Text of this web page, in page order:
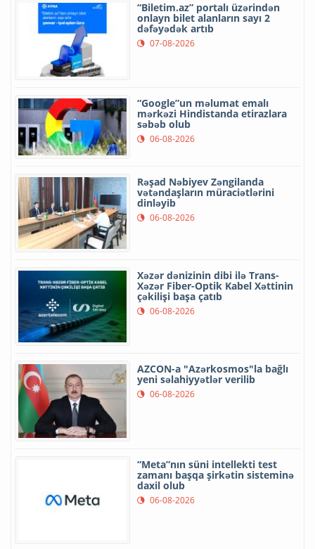
“Biletim.az” portalı üzərindən
onlayn bilet alanların sayı 2
dəfəyədək artıb
07-08-2026
“Google”un məlumat emalı
mərkəzi Hindistanda etirazlara
səbəb olub
06-08-2026
Rəşad Nəbiyev Zəngilanda
vətəndaşların müraciətlərini
dinləyib
06-08-2026
Xəzər dənizinin dibi ilə Trans-
Xəzər Fiber-Optik Kabel Xəttinin
çəkilişi başa çatıb
06-08-2026
AZCON-a "Azərkosmos"la bağlı
yeni səlahiyyətlər verilib
06-08-2026
“Meta”nın süni intellekti test
zamanı başqa şirkətin sisteminə
daxil olub
06-08-2026